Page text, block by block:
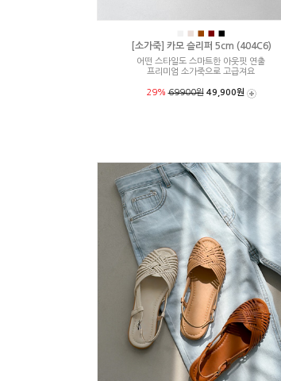
■ ■ ■
[소가죽] 카모 슬리퍼 5cm (404C6)
어떤 스타일도 스마트한 아웃핏 연출
프리미엄 소가죽으로 고급져요
29%69900원 49,900원